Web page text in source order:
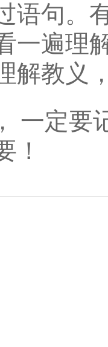
语句。
一遍理
解教义
一定要
！